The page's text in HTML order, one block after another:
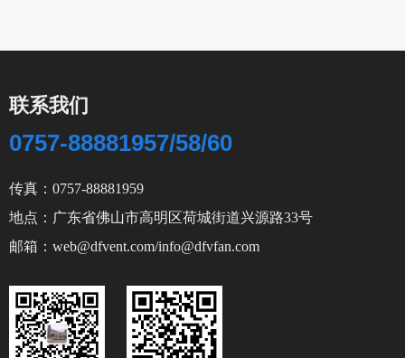
联系我们
0757-88881957/58/60
传真：0757-88881959
地点：广东省佛山市高明区荷城街道兴源路33号
邮箱：web@dfvent.com/info@dfvfan.com